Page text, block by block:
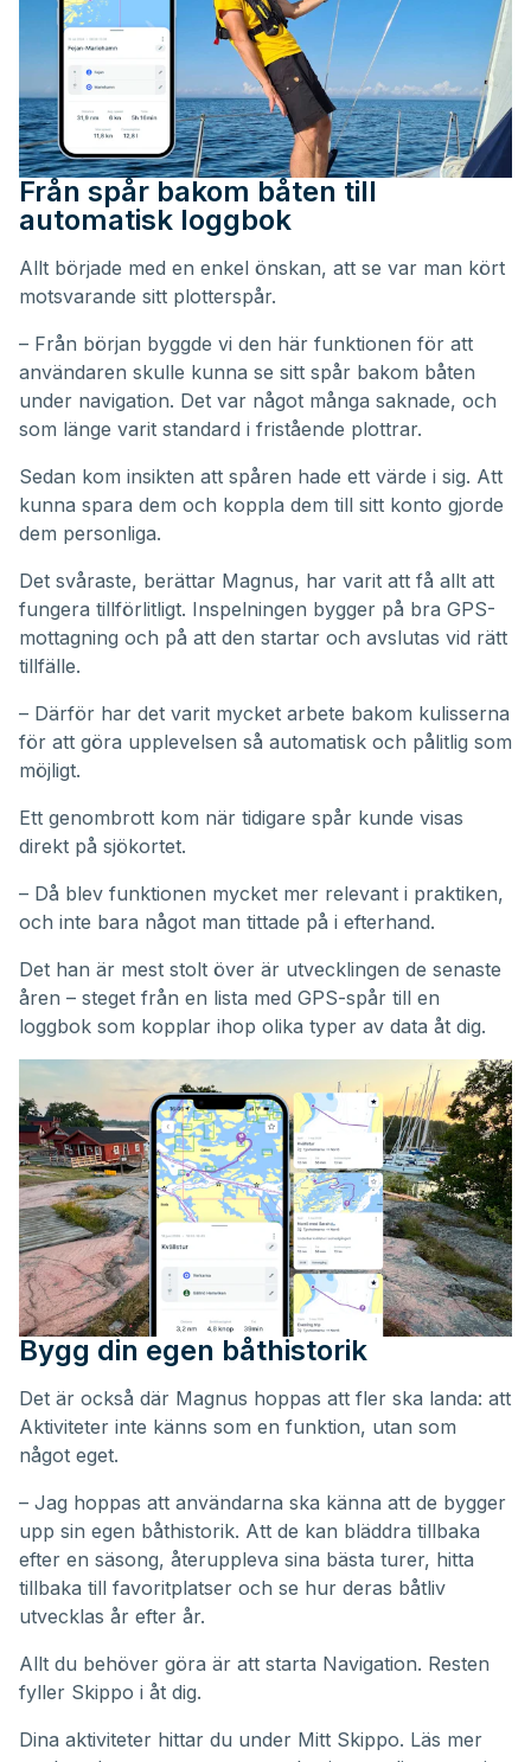
Från spår bakom båten till
automatisk loggbok
Allt började med en enkel önskan, att se var man kört
motsvarande sitt plotterspår.
– Från början byggde vi den här funktionen för att
användaren skulle kunna se sitt spår bakom båten
under navigation. Det var något många saknade, och
som länge varit standard i fristående plottrar.
Sedan kom insikten att spåren hade ett värde i sig. Att
kunna spara dem och koppla dem till sitt konto gjorde
dem personliga.
Det svåraste, berättar Magnus, har varit att få allt att
fungera tillförlitligt. Inspelningen bygger på bra GPS-
mottagning och på att den startar och avslutas vid rätt
tillfälle.
– Därför har det varit mycket arbete bakom kulisserna
för att göra upplevelsen så automatisk och pålitlig som
möjligt.
Ett genombrott kom när tidigare spår kunde visas
direkt på sjökortet.
– Då blev funktionen mycket mer relevant i praktiken,
och inte bara något man tittade på i efterhand.
Det han är mest stolt över är utvecklingen de senaste
åren – steget från en lista med GPS-spår till en
loggbok som kopplar ihop olika typer av data åt dig.
Bygg din egen båthistorik
Det är också där Magnus hoppas att fler ska landa: att
Aktiviteter inte känns som en funktion, utan som
något eget.
– Jag hoppas att användarna ska känna att de bygger
upp sin egen båthistorik. Att de kan bläddra tillbaka
efter en säsong, återuppleva sina bästa turer, hitta
tillbaka till favoritplatser och se hur deras båtliv
utvecklas år efter år.
Allt du behöver göra är att starta Navigation. Resten
fyller Skippo i åt dig.
Dina aktiviteter hittar du under Mitt Skippo. Läs mer